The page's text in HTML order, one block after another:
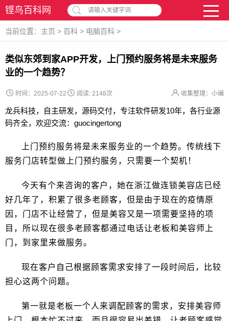
铿鸟百科网 请输入关键字词
当前位置： 主页 > 百科 > 电脑百科 >
类似东郊到家APP开发，上门预约服务将是未来服务
业的一个趋势？
时间：2025-07-22 收集整理：小编
阅读: 2148次
龙兵科技，自主研发，源码交付，专注软件研发10年，各行业源
码齐全，欢迎交流：guocingertong
上门预约服务将是未来服务业的一个趋势。传统线下
服务门店转型做上门预约服务，只需要一个契机！
今天有个来咨询的客户，她在浙江做连锁美容店已经
好几年了，积累了很多老顾客，但是由于现在的疫情原
因，门店不让经营了，但是美容又是一项需要坚持的项
目，所以现在很多老顾客都通过电话让老板和美容师上
门，到家里来做服务。
现在客户自己根据顾客需求安排了一段时间后，比较
担心这两个问题。
第一就是老板一个人来调配顾客的需求，安排美容师